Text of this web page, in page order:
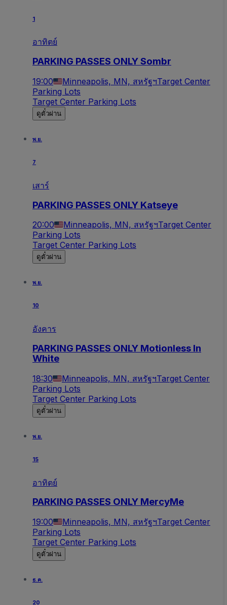
1
อาทิตย์
PARKING PASSES ONLY Sombr
19:00 Minneapolis, MN, สหรัฐฯTarget Center
Parking Lots
Target Center Parking Lots
ดูตั๋วผ่าน
พ.ย.
7
เสาร์
PARKING PASSES ONLY Katseye
20:00 Minneapolis, MN, สหรัฐฯTarget Center
Parking Lots
Target Center Parking Lots
ดูตั๋วผ่าน
พ.ย.
10
อังคาร
PARKING PASSES ONLY Motionless In
White
18:30 Minneapolis, MN, สหรัฐฯTarget Center
Parking Lots
Target Center Parking Lots
ดูตั๋วผ่าน
พ.ย.
15
อาทิตย์
PARKING PASSES ONLY MercyMe
19:00 Minneapolis, MN, สหรัฐฯTarget Center
Parking Lots
Target Center Parking Lots
ดูตั๋วผ่าน
ธ.ค.
20